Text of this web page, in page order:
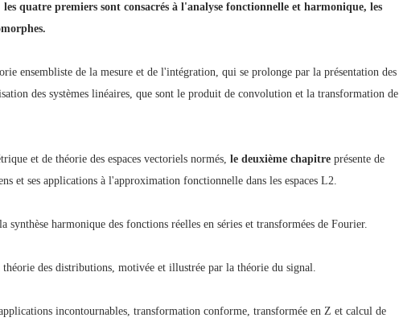
quatre premiers sont consacrés à l'analyse fonctionnelle et harmonique, les
ensembliste de la mesure et de l'intégration, qui se prolonge par la présentation des
des systèmes linéaires, que sont le produit de convolution et la transformation de
et de théorie des espaces vectoriels normés, le deuxième chapitre présente de
et ses applications à l'approximation fonctionnelle dans les espaces L2.
synthèse harmonique des fonctions réelles en séries et transformées de Fourier.
des distributions, motivée et illustrée par la théorie du signal.
incontournables, transformation conforme, transformée en Z et calcul de